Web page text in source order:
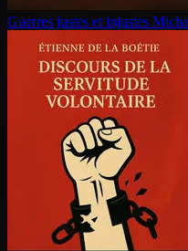
Guerres justes et injustes